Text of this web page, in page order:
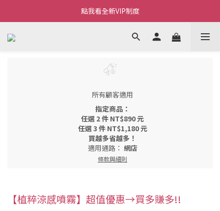
Welcome~私藏生活~
點我看全新VIP制度
全新購物金/點數使用說明
所有顧客適用
指定商品：
任選 2 件 NT$890 元
任選 3 件 NT$1,180 元
買越多省越多！
適用通路： 網店
條款與細則
【植粹涼感噴霧】超值優惠→買多賺多!!